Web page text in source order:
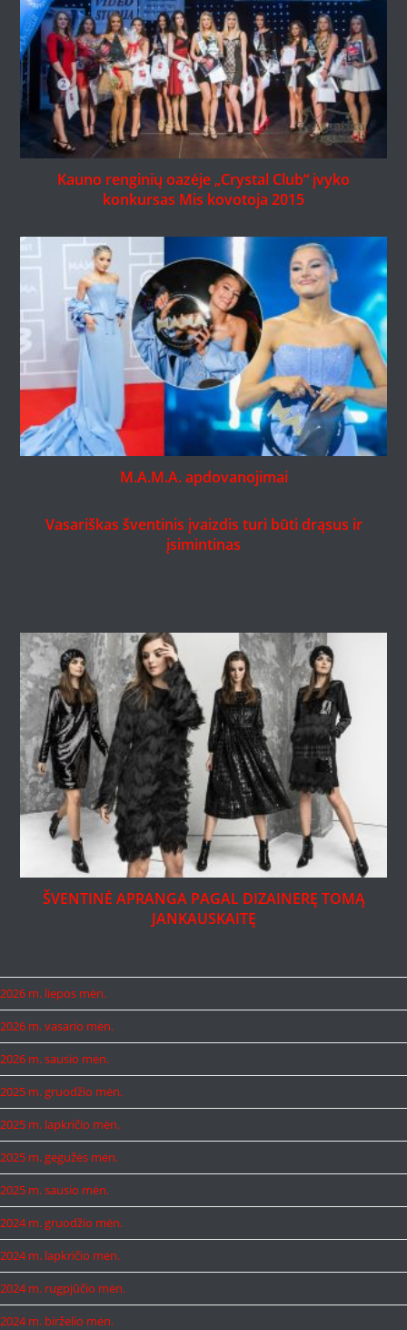
Kauno renginių oazėje „Crystal Club“ įvyko
konkursas Mis kovotoja 2015
M.A.M.A. apdovanojimai
Vasariškas šventinis įvaizdis turi būti drąsus ir
įsimintinas
ŠVENTINĖ APRANGA PAGAL DIZAINERĘ TOMĄ
JANKAUSKAITĘ
2026 m. liepos mėn.
2026 m. vasario mėn.
2026 m. sausio mėn.
2025 m. gruodžio mėn.
2025 m. lapkričio mėn.
2025 m. gegužės mėn.
2025 m. sausio mėn.
2024 m. gruodžio mėn.
2024 m. lapkričio mėn.
2024 m. rugpjūčio mėn.
2024 m. birželio mėn.